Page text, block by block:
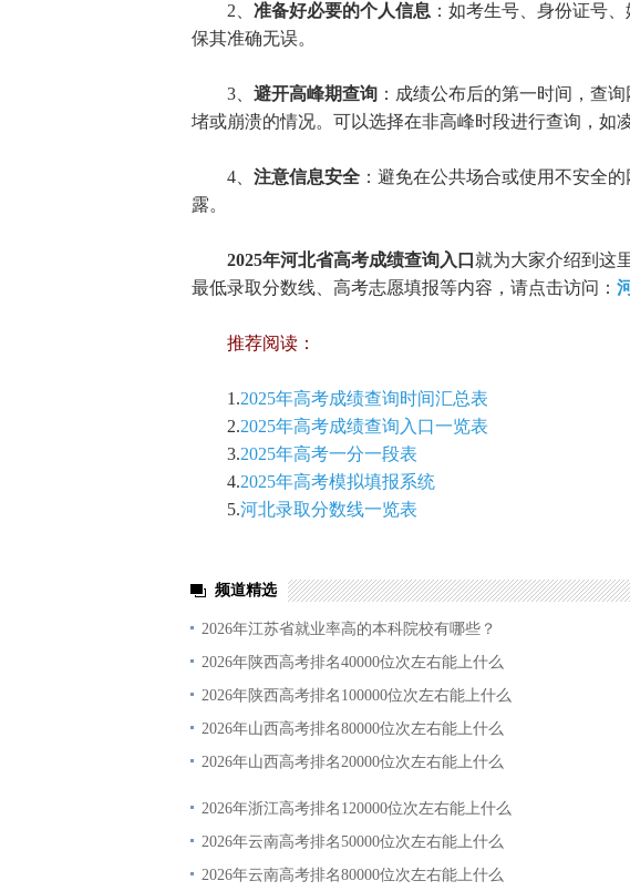
2、 准备好必要的个人信息 ：如考生号、身份证号
保其准确无误。
3、 避开高峰期查询 ：成绩公布后的第一时间，查
堵或崩溃的情况。可以选择在非高峰时段进行查询，如
4、 注意信息安全 ：避免在公共场合或使用不安全
露。
2025年河北省高考成绩查询入口 就为大家介绍到这
最低录取分数线、高考志愿填报等内容，请点击访问：
推荐阅读：
1.2025年高考成绩查询时间汇总表
2.2025年高考成绩查询入口一览表
3.2025年高考一分一段表
4.2025年高考模拟填报系统
5.河北录取分数线一览表
频道精选
2026年江苏省就业率高的本科院校有哪些？
2026年陕西高考排名40000位次左右能上什么
2026年陕西高考排名100000位次左右能上什么
2026年山西高考排名80000位次左右能上什么
2026年山西高考排名20000位次左右能上什么
2026年浙江高考排名120000位次左右能上什么
2026年云南高考排名50000位次左右能上什么
2026年云南高考排名80000位次左右能上什么